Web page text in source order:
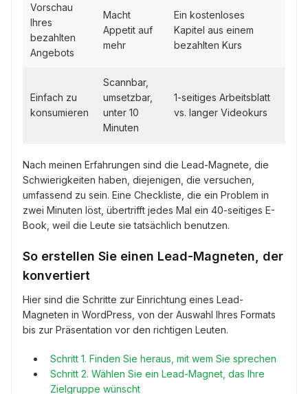
Vorschau
Ihres
bezahlten
Angebots
Macht
Appetit auf
mehr
Ein kostenloses
Kapitel aus einem
bezahlten Kurs
Einfach zu
konsumieren
Scannbar,
umsetzbar,
unter 10
Minuten
1-seitiges Arbeitsblatt
vs. langer Videokurs
Nach meinen Erfahrungen sind die Lead-Magnete, die
Schwierigkeiten haben, diejenigen, die versuchen,
umfassend zu sein. Eine Checkliste, die ein Problem in
zwei Minuten löst, übertrifft jedes Mal ein 40-seitiges E-
Book, weil die Leute sie tatsächlich benutzen.
So erstellen Sie einen Lead-Magneten, der
konvertiert
Hier sind die Schritte zur Einrichtung eines Lead-
Magneten in WordPress, von der Auswahl Ihres Formats
bis zur Präsentation vor den richtigen Leuten.
Schritt 1. Finden Sie heraus, mit wem Sie sprechen
Schritt 2. Wählen Sie ein Lead-Magnet, das Ihre
Zielgruppe wünscht